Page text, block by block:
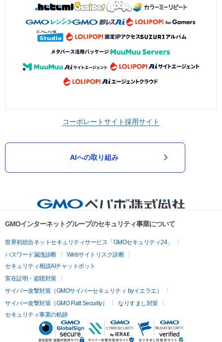
コーポレートサイト採用サイト
AIへの取り組み
GMOインターネットグループのセキュリティ事業について
世界初総合ネットセキュリティサービス「GMOセキュリティ24」
パスワード漏洩診断
Webサイトリスク診断
セキュリティ相談AIチャットボット
実在証明・盗聴対策
サイバー攻撃対策（GMOサイバーセキュリティ byイエラエ）
サイバー攻撃対策（GMO Flatt Security）
なりすまし対策
セキュリティ事業の軌跡